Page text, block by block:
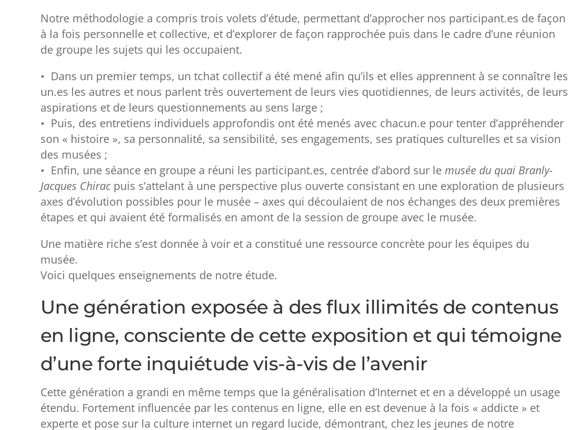
Notre méthodologie a compris trois volets d’étude, permettant d’approcher nos participant.es de façon
à la fois personnelle et collective, et d’explorer de façon rapprochée puis dans le cadre d’une réunion
de groupe les sujets qui les occupaient.
• Dans un premier temps, un tchat collectif a été mené afin qu’ils et elles apprennent à se connaître les
un.es les autres et nous parlent très ouvertement de leurs vies quotidiennes, de leurs activités, de leurs
aspirations et de leurs questionnements au sens large ;
• Puis, des entretiens individuels approfondis ont été menés avec chacun.e pour tenter d’appréhender
son « histoire », sa personnalité, sa sensibilité, ses engagements, ses pratiques culturelles et sa vision
des musées ;
• Enfin, une séance en groupe a réuni les participant.es, centrée d’abord sur le musée du quai Branly-
Jacques Chiracpuis s’attelant à une perspective plus ouverte consistant en une exploration de plusieurs
axes d’évolution possibles pour le musée – axes qui découlaient de nos échanges des deux premières
étapes et qui avaient été formalisés en amont de la session de groupe avec le musée.
Une matière riche s’est donnée à voir et a constitué une ressource concrète pour les équipes du
musée.
Voici quelques enseignements de notre étude.
Une génération exposée à des flux illimités de contenus
en ligne, consciente de cette exposition et qui témoigne
d’une forte inquiétude vis-à-vis de l’avenir
Cette génération a grandi en même temps que la généralisation d’Internet et en a développé un usage
étendu. Fortement influencée par les contenus en ligne, elle en est devenue à la fois « addicte » et
experte et pose sur la culture internet un regard lucide, démontrant, chez les jeunes de notre